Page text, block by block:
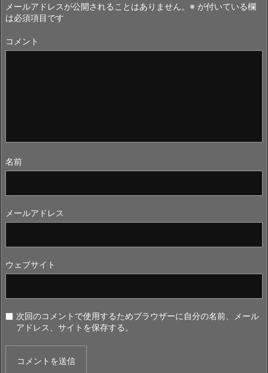
メールアドレスが公開されることはありません。 ※ が付いている欄
は必須項目です
コメント
名前
メールアドレス
ウェブサイト
次回のコメントで使用するためブラウザーに自分の名前、メール
アドレス、サイトを保存する。